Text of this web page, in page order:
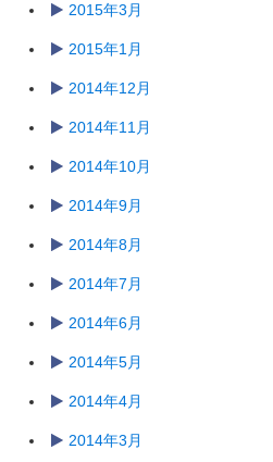
2015年3月
2015年1月
2014年12月
2014年11月
2014年10月
2014年9月
2014年8月
2014年7月
2014年6月
2014年5月
2014年4月
2014年3月